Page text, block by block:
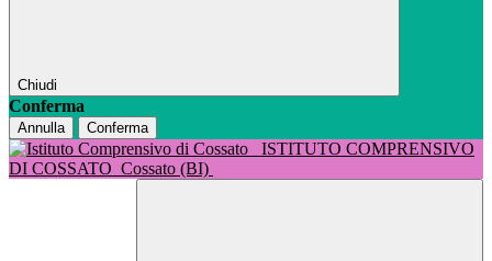
Chiudi
Conferma
Annulla Conferma
ISTITUTO COMPRENSIVO
DI COSSATO Cossato (BI)